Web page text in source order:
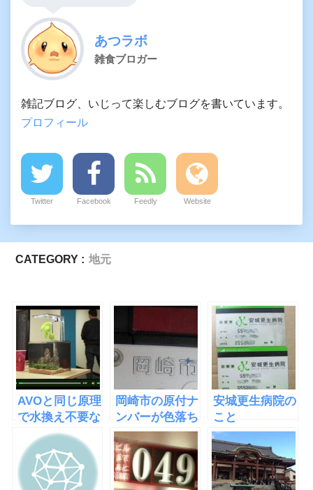
あつラボ
雑食ブロガー
雑記ブログ、いじって楽しむブログを書いています。
プロフィール
Twitter Facebook Feedly Website
CATEGORY : 地元
AVOと同じ原理
で水換え不要な
「EcoQube
C」
岡崎市の原付ナ
ンバーが色落ち
する
安城更生病院の
こと